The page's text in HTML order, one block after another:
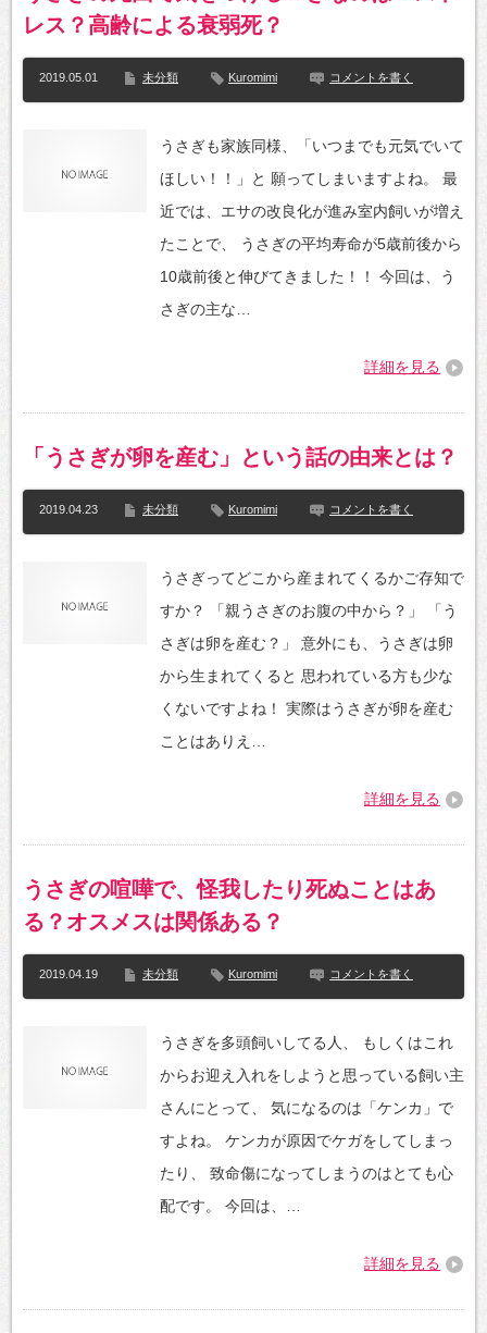
レス？高齢による衰弱死？
2019.05.01 未分類 Kuromimi コメントを書く
うさぎも家族同様、「いつまでも元気でいて
ほしい！！」と 願ってしまいますよね。 最
近では、エサの改良化が進み室内飼いが増え
たことで、 うさぎの平均寿命が5歳前後から
10歳前後と伸びてきました！！ 今回は、う
さぎの主な…
詳細を見る
「うさぎが卵を産む」という話の由来とは？
2019.04.23 未分類 Kuromimi コメントを書く
うさぎってどこから産まれてくるかご存知で
すか？ 「親うさぎのお腹の中から？」 「う
さぎは卵を産む？」 意外にも、うさぎは卵
から生まれてくると 思われている方も少な
くないですよね！ 実際はうさぎが卵を産む
ことはありえ…
詳細を見る
うさぎの喧嘩で、怪我したり死ぬことはあ
る？オスメスは関係ある？
2019.04.19 未分類 Kuromimi コメントを書く
うさぎを多頭飼いしてる人、 もしくはこれ
からお迎え入れをしようと思っている飼い主
さんにとって、 気になるのは「ケンカ」で
すよね。 ケンカが原因でケガをしてしまっ
たり、 致命傷になってしまうのはとても心
配です。 今回は、…
詳細を見る